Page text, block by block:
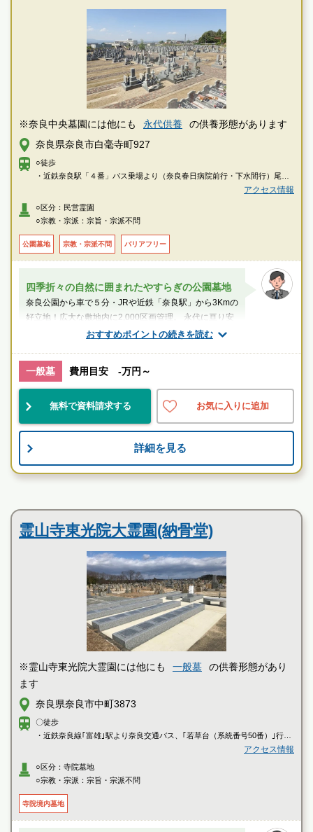
※奈良中央墓園には他にも 永代供養
の供養形態があります
奈良県奈良市白毫寺町927
○徒歩
・近鉄奈良駅「４番」バス乗場より（奈良春日病院前行・下水間行）尾上
アクセス情報
○区分：民営霊園
○宗教・宗派：宗旨・宗派不問
公園墓地 宗教・宗派不問 バリアフリー
おすすめポイントの続きを読む
四季折々の自然に囲まれたやすらぎの公園墓地
奈良公園から車で５分・JRや近鉄「奈良駅」から3Kmの
好立地！広大な敷地内に2,000区画管理。 永代に亘り安
心してご利用いただけるよう、...
スタッフのメッセージ
近鉄奈良駅
奈良市内から近く、様々なタイプのお墓を選んでいただ
けます。
現地を見学して実際の雰囲気をお確かめください
霊園墓地のプロフェッショナルが無料でご案内いたしま
一般墓 費用目安 -万円～
無料で資料請求する お気に入りに追加
詳細を見る
霊山寺東光院大霊園(納骨堂)
※霊山寺東光院大霊園には他にも 一般墓
の供養形態があり
ます
奈良県奈良市中町3873
〇徒歩
・近鉄奈良線｢富雄｣駅より奈良交通バス、｢若草台（系統番号50番）｣行き
〇車
・第二阪奈有料道路「中町ランプ」より県道7号線を北へ約5分
アクセス情報
○区分：寺院墓地
○宗教・宗派：宗旨・宗派不問
寺院境内墓地